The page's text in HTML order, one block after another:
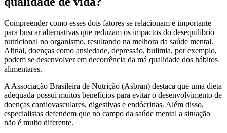
Compreender como esses dois fatores se relacionam é importante
para buscar alternativas que reduzam os impactos do desequilíbrio
nutricional no organismo, resultando na melhora da saúde mental.
Afinal, doenças como ansiedade, depressão, bulimia, por exemplo,
podem se desenvolver em decorrência da má qualidade dos hábitos
alimentares.
A Associação Brasileira de Nutrição (Asbran) destaca que uma dieta
adequada possui muitos benefícios para evitar o desenvolvimento de
doenças cardiovasculares, digestivas e endócrinas. Além disso,
especialistas defendem que no campo da saúde mental a situação
não é muito diferente.